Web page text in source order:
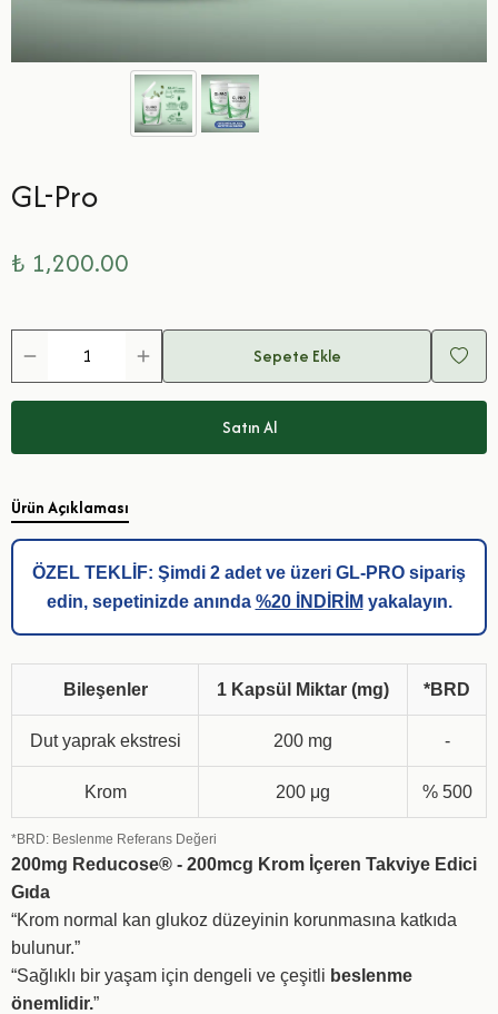
GL-Pro
₺ 1,200.00
Sepete Ekle
Satın Al
Ürün Açıklaması
ÖZEL TEKLİF: Şimdi 2 adet ve üzeri GL-PRO sipariş
edin, sepetinizde anında %20 İNDİRİM yakalayın.
Bileşenler 1 Kapsül Miktar (mg) *BRD
Dut yaprak ekstresi 200 mg -
Krom 200 μg % 500
*BRD: Beslenme Referans Değeri
200mg Reducose® - 200mcg Krom İçeren Takviye Edici
Gıda
“Krom normal kan glukoz düzeyinin korunmasına katkıda
bulunur.”
“Sağlıklı bir yaşam için dengeli ve çeşitli beslenme
önemlidir.”